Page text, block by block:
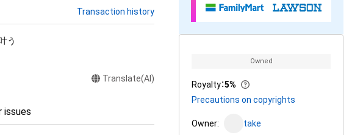
Transaction history
う
Translate(AI)
issues
Owned
Royalty：5%
Precautions on copyrights
Owner: take